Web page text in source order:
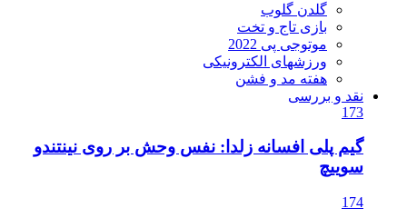
گلدن گلوب
بازی تاج و تخت
موتوجی پی 2022
ورزشهای الکترونیکی
هفته مد و فشن
نقد و بررسی
173
گیم پلی افسانه زلدا: نفس وحش بر روی نینتندو
سوییچ
174